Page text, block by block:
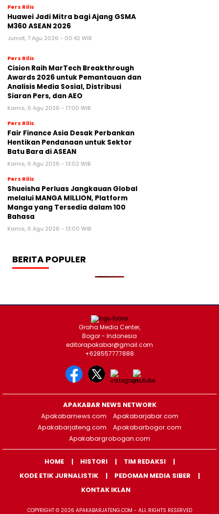
Pers Rilis
Huawei Jadi Mitra bagi Ajang GSMA
M360 ASEAN 2026
Jumat, 7 Agu 2026 - 00:42 WIB
Pers Rilis
Cision Raih MarTech Breakthrough
Awards 2026 untuk Pemantauan dan
Analisis Media Sosial, Distribusi
Siaran Pers, dan AEO
Kamis, 6 Agu 2026 - 17:00 WIB
Pers Rilis
Fair Finance Asia Desak Perbankan
Hentikan Pendanaan untuk Sektor
Batu Bara di ASEAN
Kamis, 6 Agu 2026 - 13:02 WIB
Pers Rilis
Shueisha Perluas Jangkauan Global
melalui MANGA MILLION, Platform
Manga yang Tersedia dalam 100
Bahasa
Kamis, 6 Agu 2026 - 13:00 WIB
BERITA POPULER
Graha Media Center,
Bogor - Indonesia
editorapakabar@gmail.com
+628557777888
APAKABAR NEWS NETWORK
Apakabarnews.com
Apakabarjabar.com
Apakabarjateng.com
Apakabarbogor.com
Apakabargrobogan.com
HOME HISTORI
TIM REDAKSI
KODE ETIK JURNALISTIK
PEDOMAN MEDIA SIBER
KONTAK IKLAN
COPYRIGHT © 2026 APAKABARJATENG.COM - ALL RIGHTS RESERVED